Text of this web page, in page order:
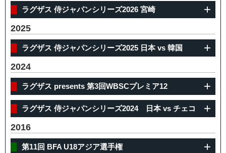
ラグザス 侍ジャパンシリーズ2026 宮崎
2025
ラグザス 侍ジャパンシリーズ2025 日本 vs 韓国
2024
ラグザス presents 第3回WBSCプレミア12
ラグザス 侍ジャパンシリーズ2024 日本 vs チェコ
2016
第11回 BFA U18アジア選手権